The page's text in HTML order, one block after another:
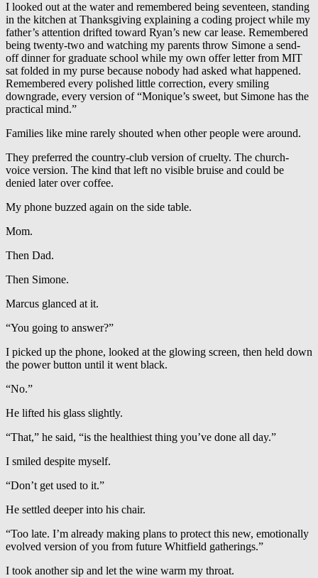
I looked out at the water and remembered being seventeen, standing
in the kitchen at Thanksgiving explaining a coding project while my
father’s attention drifted toward Ryan’s new car lease. Remembered
being twenty-two and watching my parents throw Simone a send-
off dinner for graduate school while my own offer letter from MIT
sat folded in my purse because nobody had asked what happened.
Remembered every polished little correction, every smiling
downgrade, every version of “Monique’s sweet, but Simone has the
practical mind.”
Families like mine rarely shouted when other people were around.
They preferred the country-club version of cruelty. The church-
voice version. The kind that left no visible bruise and could be
denied later over coffee.
My phone buzzed again on the side table.
Mom.
Then Dad.
Then Simone.
Marcus glanced at it.
“You going to answer?”
I picked up the phone, looked at the glowing screen, then held down
the power button until it went black.
“No.”
He lifted his glass slightly.
“That,” he said, “is the healthiest thing you’ve done all day.”
I smiled despite myself.
“Don’t get used to it.”
He settled deeper into his chair.
“Too late. I’m already making plans to protect this new, emotionally
evolved version of you from future Whitfield gatherings.”
I took another sip and let the wine warm my throat.